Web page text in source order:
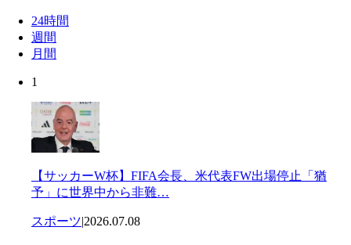
24時間
週間
月間
1
【サッカーW杯】FIFA会長、米代表FW出場停止「猶
予」に世界中から非難…
スポーツ|2026.07.08